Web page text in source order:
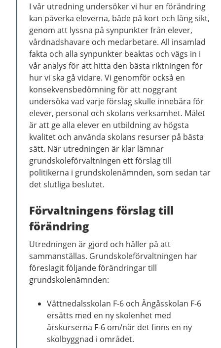
I vår utredning undersöker vi hur en förändring
kan påverka eleverna, både på kort och lång sikt,
genom att lyssna på synpunkter från elever,
vårdnadshavare och medarbetare. All insamlad
fakta och alla synpunkter beaktas och vägs in i
vår analys för att hitta den bästa riktningen för
hur vi ska gå vidare. Vi genomför också en
konsekvensbedömning för att noggrant
undersöka vad varje förslag skulle innebära för
elever, personal och skolans verksamhet. Målet
är att ge alla elever en utbildning av högsta
kvalitet och använda skolans resurser på bästa
sätt. När utredningen är klar lämnar
grundskoleförvaltningen ett förslag till
politikerna i grundskolenämnden, som sedan tar
det slutliga beslutet.
Förvaltningens förslag till
förändring
Utredningen är gjord och håller på att
sammanställas. Grundskoleförvaltningen har
föreslagit följande förändringar till
grundskolenämnden:
Vättnedalsskolan F-6 och Ängåsskolan F-6
ersätts med en ny skolenhet med
årskurserna F-6 om/när det finns en ny
skolbyggnad i området.